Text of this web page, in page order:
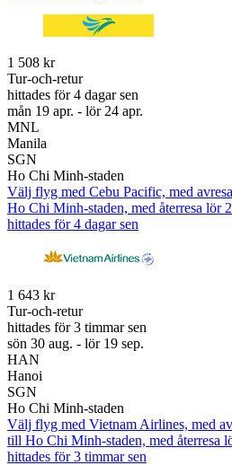
1 508 kr
Tur-och-retur
hittades för 4 dagar sen
mån 19 apr. - lör 24 apr.
MNL
Manila
SGN
Ho Chi Minh-staden
Välj flyg med Cebu Pacific, med
Ho Chi Minh-staden, med återresa lör
hittades för 4 dagar sen
1 643 kr
Tur-och-retur
hittades för 3 timmar sen
sön 30 aug. - lör 19 sep.
HAN
Hanoi
SGN
Ho Chi Minh-staden
Välj flyg med Vietnam Airlines, med
till Ho Chi Minh-staden, med återresa
hittades för 3 timmar sen